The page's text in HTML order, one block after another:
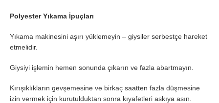
Polyester Yıkama İpuçları
Yıkama makinesini aşırı yüklemeyin – giysiler serbestçe hareket
etmelidir.
Giysiyi işlemin hemen sonunda çıkarın ve fazla abartmayın.
Kırışıklıkların gevşemesine ve birkaç saatten fazla düşmesine
izin vermek için kurutulduktan sonra kıyafetleri askıya asın.